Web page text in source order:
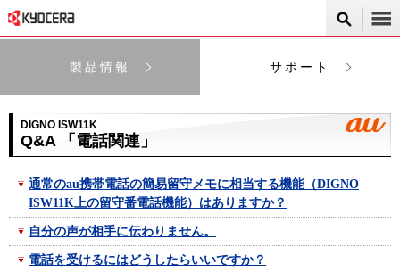
製品情報 サポート
DIGNO ISW11K
Q&A 「電話関連」
通常のau携帯電話の簡易留守メモに相当する機能（DIGNO
ISW11K上の留守番電話機能）はありますか？
自分の声が相手に伝わりません。
電話を受けるにはどうしたらいいですか？